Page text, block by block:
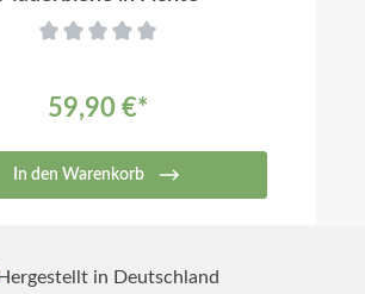
59,90 €*
In den Warenkorb